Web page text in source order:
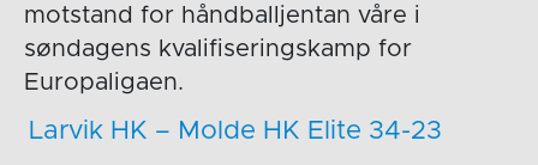
motstand for håndballjentan våre i
søndagens kvalifiseringskamp for
Europaligaen.
Larvik HK – Molde HK Elite 34-23